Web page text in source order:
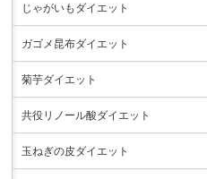
じゃがいもダイエット
ガゴメ昆布ダイエット
菊芋ダイエット
共役リノール酸ダイエット
玉ねぎの皮ダイエット